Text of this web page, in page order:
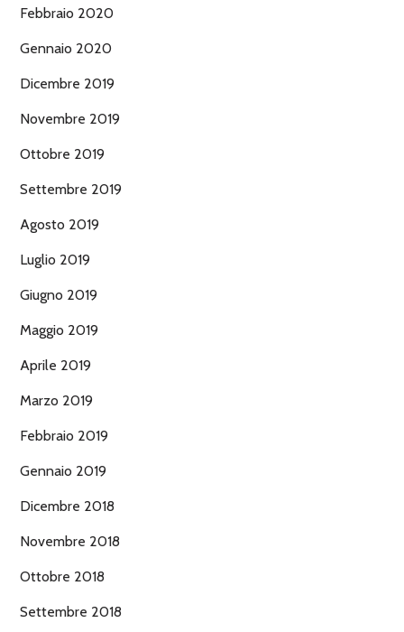
Febbraio 2020
Gennaio 2020
Dicembre 2019
Novembre 2019
Ottobre 2019
Settembre 2019
Agosto 2019
Luglio 2019
Giugno 2019
Maggio 2019
Aprile 2019
Marzo 2019
Febbraio 2019
Gennaio 2019
Dicembre 2018
Novembre 2018
Ottobre 2018
Settembre 2018